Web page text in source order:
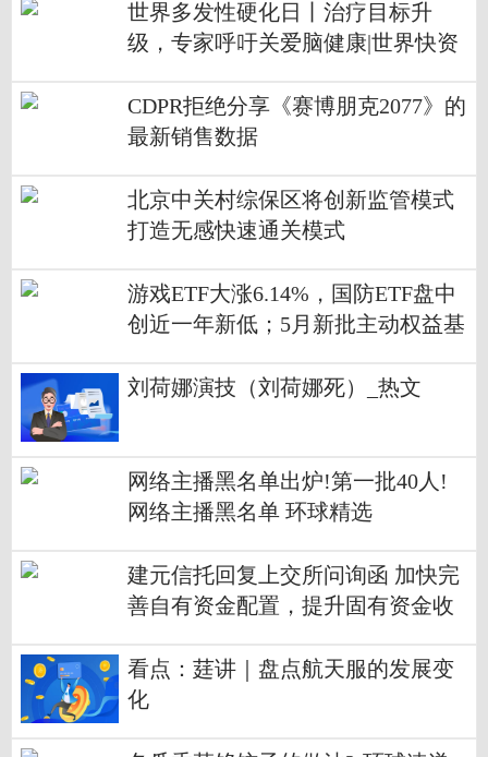
世界多发性硬化日丨治疗目标升
级，专家呼吁关爱脑健康|世界快资
CDPR拒绝分享《赛博朋克2077》的
最新销售数据
北京中关村综保区将创新监管模式
打造无感快速通关模式
游戏ETF大涨6.14%，国防ETF盘中
创近一年新低；5月新批主动权益基
刘荷娜演技（刘荷娜死）_热文
网络主播黑名单出炉!第一批40人!
网络主播黑名单 环球精选
建元信托回复上交所问询函 加快完
善自有资金配置，提升固有资金收
看点：莛讲｜盘点航天服的发展变
化